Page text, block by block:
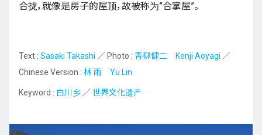
合拢，就像是房子的屋顶，故被称为”合掌屋”。
Text : Sasaki Takashi ／ Photo : 青柳健二 Kenji Aoyagi ／
Chinese Version : 林 雨 Yu Lin
Keyword : 白川乡 ／ 世界文化遗产